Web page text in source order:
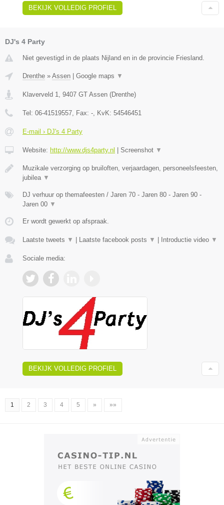
BEKIJK VOLLEDIG PROFIEL
DJ's 4 Party
Niet gevestigd in de plaats Nijland en in de provincie Friesland.
Drenthe » Assen Google maps ▼
Klaverveld 1, 9407 GT Assen (Drenthe)
Tel: 06-41519557, Fax: -, KvK: 54546451
E-mail › DJ's 4 Party
Website: http://www.djs4party.nl Screenshot ▼
Muzikale verzorging op bruiloften, verjaardagen, personeelsfeesten,
jubilea ▼
DJ verhuur op themafeesten / Jaren 70 - Jaren 80 - Jaren 90 -
Jaren 00 ▼
Er wordt gewerkt op afspraak.
Laatste tweets ▼ Laatste facebook posts ▼ Introductie video ▼
Sociale media:
BEKIJK VOLLEDIG PROFIEL
1 2 3 4 5 » »»